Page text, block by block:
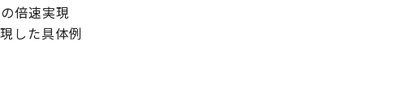
倍速実現
した具体例